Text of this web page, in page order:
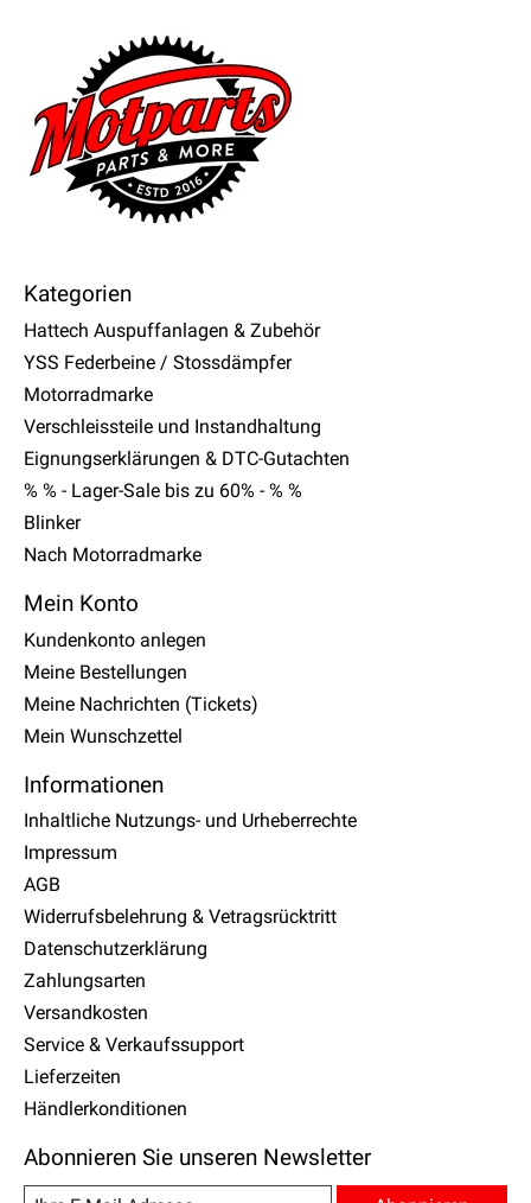
Kategorien
Hattech Auspuffanlagen & Zubehör
YSS Federbeine / Stossdämpfer
Motorradmarke
Verschleissteile und Instandhaltung
Eignungserklärungen & DTC-Gutachten
% % - Lager-Sale bis zu 60% - % %
Blinker
Nach Motorradmarke
Mein Konto
Kundenkonto anlegen
Meine Bestellungen
Meine Nachrichten (Tickets)
Mein Wunschzettel
Informationen
Inhaltliche Nutzungs- und Urheberrechte
Impressum
AGB
Widerrufsbelehrung & Vetragsrücktritt
Datenschutzerklärung
Zahlungsarten
Versandkosten
Service & Verkaufssupport
Lieferzeiten
Händlerkonditionen
Abonnieren Sie unseren Newsletter